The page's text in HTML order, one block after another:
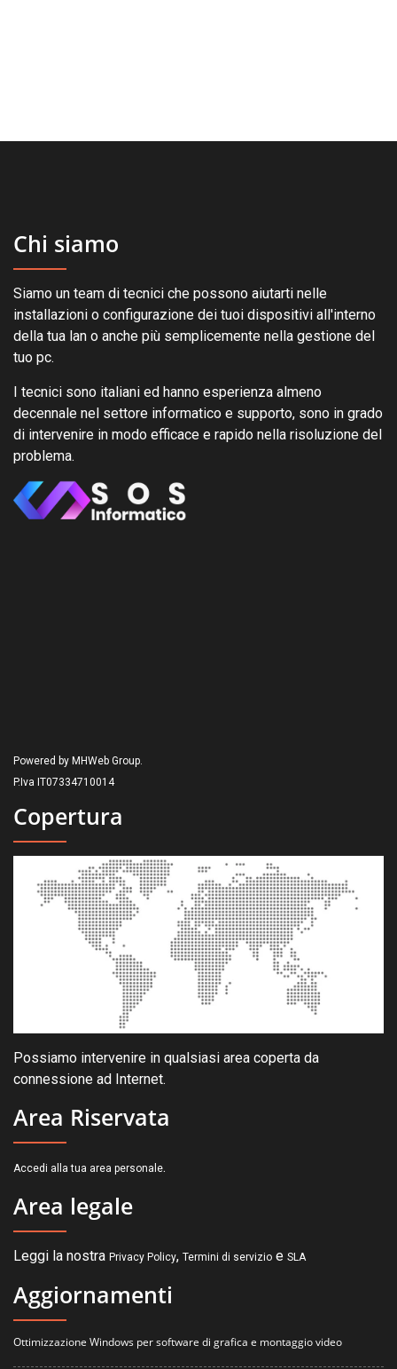
Chi siamo
Siamo un team di tecnici che possono aiutarti nelle
installazioni o configurazione dei tuoi dispositivi all'interno
della tua lan o anche più semplicemente nella gestione del
tuo pc.
I tecnici sono italiani ed hanno esperienza almeno
decennale nel settore informatico e supporto, sono in grado
di intervenire in modo efficace e rapido nella risoluzione del
problema.
Powered by MHWeb Group.
P.Iva IT07334710014
Copertura
Possiamo intervenire in qualsiasi area coperta da
connessione ad Internet.
Area Riservata
Accedi alla tua area personale.
Area legale
Leggi la nostra Privacy Policy, Termini di servizio e SLA
Aggiornamenti
Ottimizzazione Windows per software di grafica e montaggio video